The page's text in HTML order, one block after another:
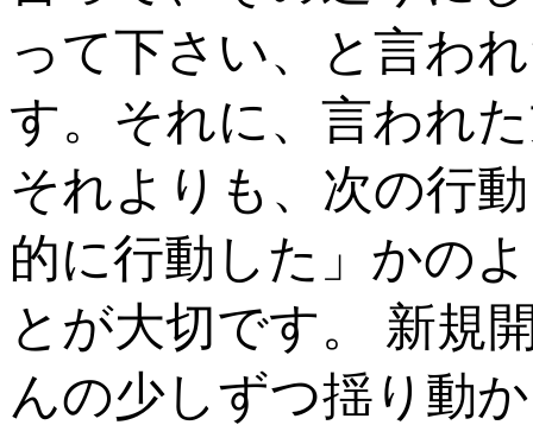
って下さい、と言わ
す。それに、言われ
それよりも、次の行
的に行動した」かの
とが大切です。 新規
んの少しずつ揺り動